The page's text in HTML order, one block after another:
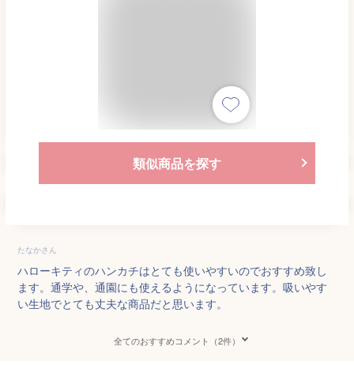
類似商品を探す
たなかさん
ハローキティのハンカチはとても使いやすいのでおすすめ致し
ます。通学や、通園にも使えるようになっています。吸いやす
い生地でとても丈夫な商品だと思います。
全てのおすすめコメント（2件）